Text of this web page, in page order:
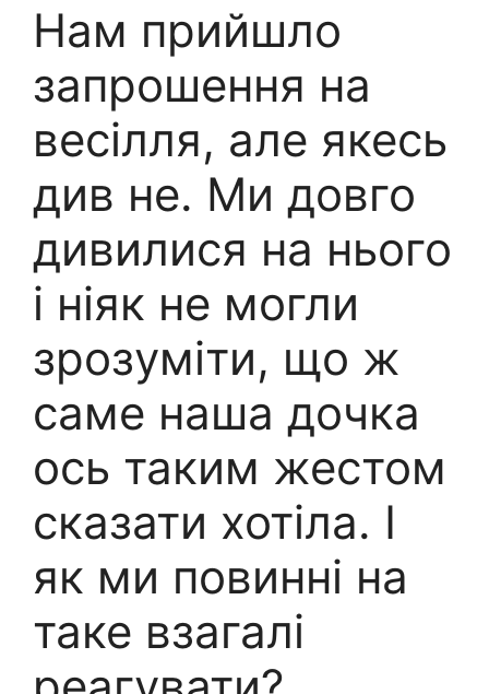
Нам прийшло
запрошення на
весілля, але якесь
див не. Ми довго
дивилися на нього
і ніяк не могли
зрозуміти, що ж
саме наша дочка
ось таким жестом
сказати хотіла. І
як ми повинні на
таке взагалі